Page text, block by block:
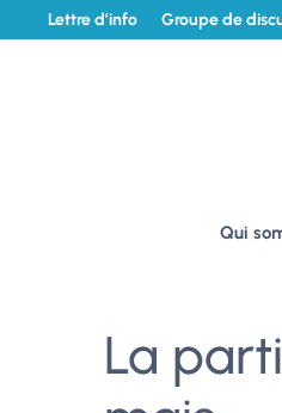
Lettre d’info Groupe de
Qui
La